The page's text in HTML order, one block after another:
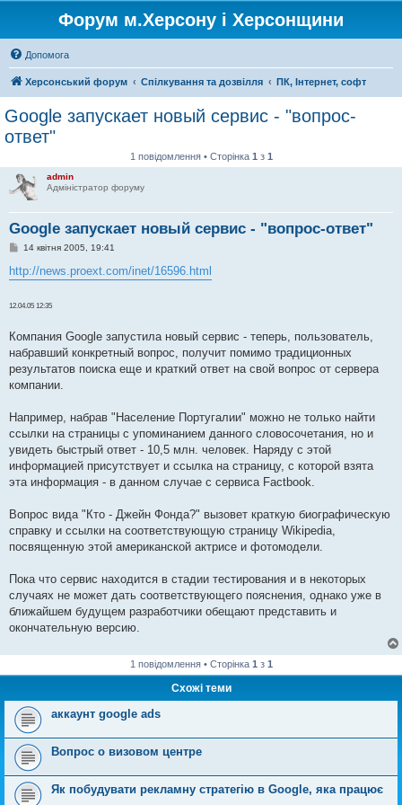
Форум м.Херсону і Херсонщини
Допомога
Херсонський форум Спілкування та дозвілля ПК, Інтернет, софт
Google запускает новый сервис - "вопрос-
ответ"
1 повідомлення • Сторінка 1 з 1
admin
Адміністратор форуму
Google запускает новый сервис - "вопрос-ответ"
П
в
і
м
е
н
н
я
14 квітня 2005, 19:41
http://news.proext.com/inet/16596.html
12.04.05 12:35
Компания Google запустила новый сервис - теперь, пользователь,
набравший конкретный вопрос, получит помимо традиционных
результатов поиска еще и краткий ответ на свой вопрос от сервера
компании.
Например, набрав "Население Португалии" можно не только найти
ссылки на страницы с упоминанием данного словосочетания, но и
увидеть быстрый ответ - 10,5 млн. человек. Наряду с этой
информацией присутствует и ссылка на страницу, с которой взята
эта информация - в данном случае с сервиса Factbook.
Вопрос вида "Кто - Джейн Фонда?" вызовет краткую биографическую
справку и ссылки на соответствующую страницу Wikipedia,
посвященную этой американской актрисе и фотомодели.
Пока что сервис находится в стадии тестирования и в некоторых
случаях не может дать соответствующего пояснения, однако уже в
ближайшем будущем разработчики обещают представить и
окончательную версию.
1 повідомлення • Сторінка 1 з 1
Схожі теми
аккаунт google ads
Вопрос о визовом центре
Як побудувати рекламну стратегію в Google, яка працює